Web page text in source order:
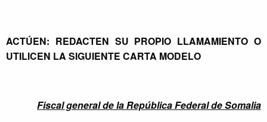
ACTÚEN: REDACTEN SU PROPIO LLAMAMIENTO O
UTILICEN LA SIGUIENTE CARTA MODELO
Fiscal general de la República Federal de Somalia